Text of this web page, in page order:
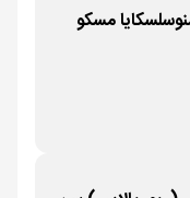
مسکو